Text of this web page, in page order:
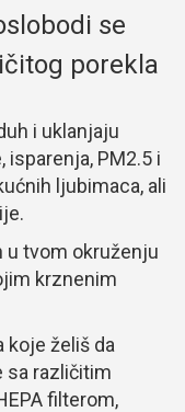
se
porekla
i uklanjaju
isparenja, PM2.5 i
ljubimaca, ali
u tvom okruženju
krznenim
koje želiš da
sa različitim
filterom,